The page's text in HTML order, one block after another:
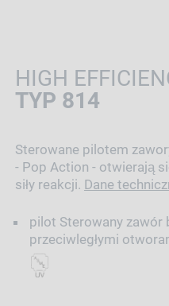
HIGH
TYP 814
Sterowane pilotem
- Pop Action - otwierają
siły reakcji. Dane
pilot Sterowany zawór
przeciwległymi